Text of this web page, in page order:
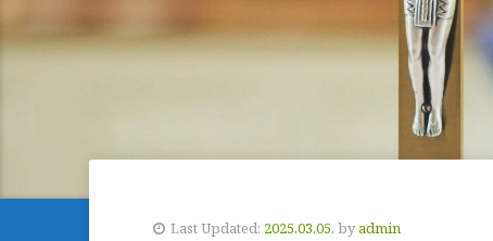
Last Updated: 2025.03.05. byadmin